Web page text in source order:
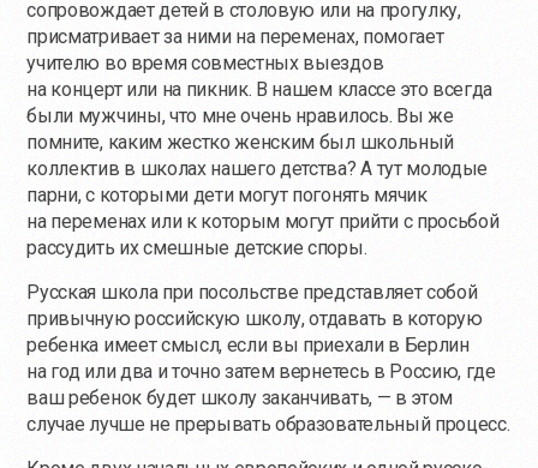
сопровождает детей в столовую или на прогулку,
присматривает за ними на переменах, помогает
учителю во время совместных выездов
на концерт или на пикник. В нашем классе это всегда
были мужчины, что мне очень нравилось. Вы же
помните, каким жестко женским был школьный
коллектив в школах нашего детства? А тут молодые
парни, с которыми дети могут погонять мячик
на переменах или к которым могут прийти с просьбой
рассудить их смешные детские споры.
Русская школа при посольстве представляет собой
привычную российскую школу, отдавать в которую
ребенка имеет смысл, если вы приехали в Берлин
на год или два и точно затем вернетесь в Россию, где
ваш ребенок будет школу заканчивать, — в этом
случае лучше не прерывать образовательный процесс.